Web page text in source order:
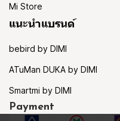
Mi Store
แนะนำแบรนด์
bebird by DIMI
ATuMan DUKA by DIMI
Smartmi by DIMI
Payment